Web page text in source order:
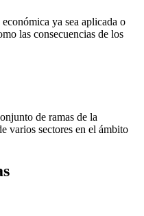
ya sea aplicada o
las consecuencias de los
de ramas de la
varios sectores en el ámbito